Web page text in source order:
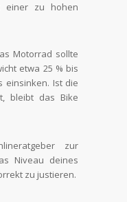
einer zu hohen
Motorrad sollte
etwa 25 % bis
einsinken. Ist die
bleibt das Bike
zur
Niveau deines
zu justieren.